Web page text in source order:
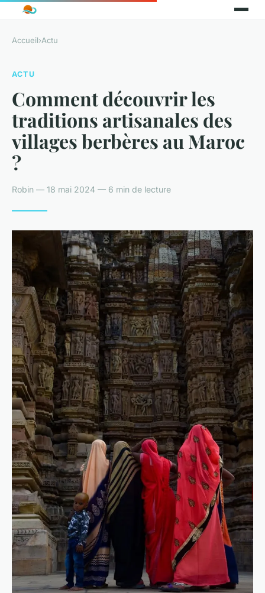
Accueil›Actu
ACTU
Comment découvrir les
traditions artisanales des
villages berbères au Maroc
?
Robin — 18 mai 2024 — 6 min de lecture